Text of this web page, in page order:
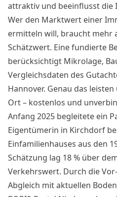
attraktiv und beeinflusst die
Wer den Marktwert einer
ermitteln will, braucht mehr
Schätzwert. Eine fundierte
berücksichtigt Mikrolage,
Vergleichsdaten des
Hannover. Genau das
Ort – kostenlos und
Anfang 2025 begleitete ein
Eigentümerin in Kirchdorf
Einfamilienhauses aus den
Schätzung lag 18 % über
Verkehrswert. Durch die
Abgleich mit aktuellen